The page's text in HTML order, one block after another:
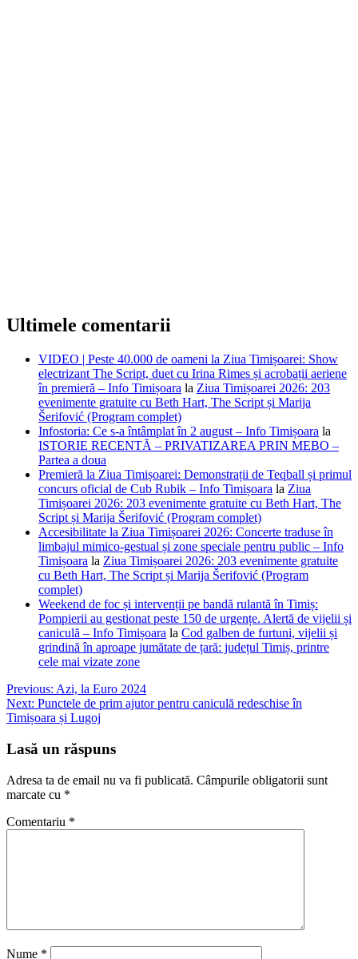
Ultimele comentarii
VIDEO | Peste 40.000 de oameni la Ziua Timișoarei: Show
electrizant The Script, duet cu Irina Rimes și acrobații aeriene
în premieră – Info Timișoara la Ziua Timișoarei 2026: 203
evenimente gratuite cu Beth Hart, The Script și Marija
Šerifović (Program complet)
Infostoria: Ce s-a întâmplat în 2 august – Info Timișoara la
ISTORIE RECENTĂ – PRIVATIZAREA PRIN MEBO –
Partea a doua
Premieră la Ziua Timișoarei: Demonstrații de Teqball și primul
concurs oficial de Cub Rubik – Info Timișoara la Ziua
Timișoarei 2026: 203 evenimente gratuite cu Beth Hart, The
Script și Marija Šerifović (Program complet)
Accesibilitate la Ziua Timișoarei 2026: Concerte traduse în
limbajul mimico-gestual și zone speciale pentru public – Info
Timișoara la Ziua Timișoarei 2026: 203 evenimente gratuite
cu Beth Hart, The Script și Marija Šerifović (Program
complet)
Weekend de foc și intervenții pe bandă rulantă în Timiș:
Pompierii au gestionat peste 150 de urgențe. Alertă de vijelii și
caniculă – Info Timișoara la Cod galben de furtuni, vijelii și
grindină în aproape jumătate de țară: județul Timiș, printre
cele mai vizate zone
Navigare
în
Previous: Azi, la Euro 2024
Next: Punctele de prim ajutor pentru caniculă redeschise în
Timișoara și Lugoj
Lasă un răspuns
Adresa ta de email nu va fi publicată. Câmpurile obligatorii sunt
marcate cu *
Comentariu *
Nume *